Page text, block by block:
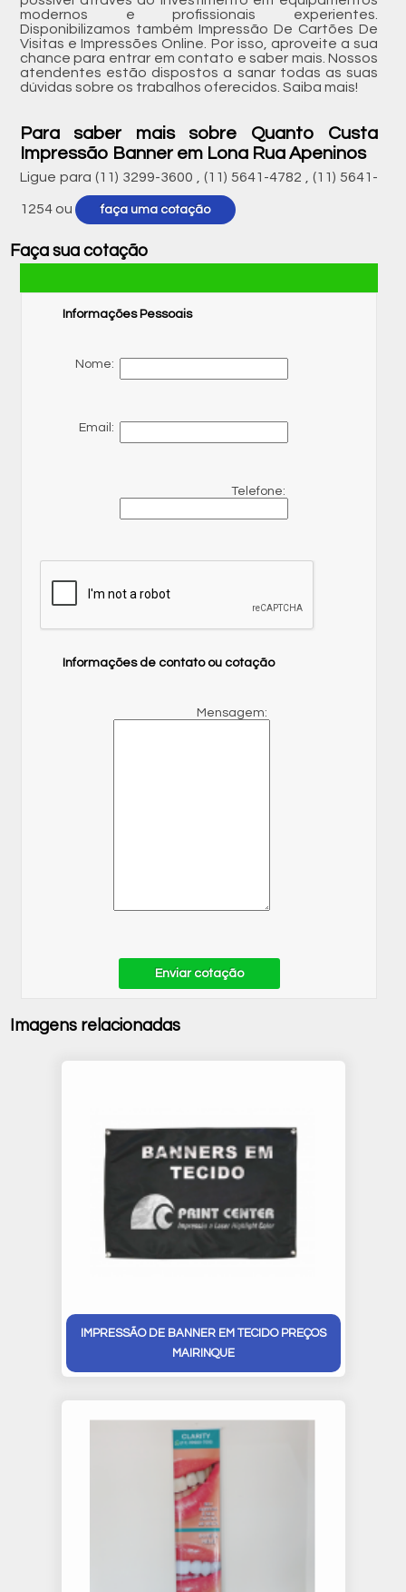
modernos e profissionais experientes.
Disponibilizamos também Impressão De Cartões De
Visitas e Impressões Online. Por isso, aproveite a sua
chance para entrar em contato e saber mais. Nossos
atendentes estão dispostos a sanar todas as suas
dúvidas sobre os trabalhos oferecidos. Saiba mais!
Para saber mais sobre Quanto Custa
Impressão Banner em Lona Rua Apeninos
Ligue para (11) 3299-3600 ,(11) 5641-4782 ,(11) 5641-
1254 ou faça uma cotação
Faça sua cotação
Informações Pessoais
Nome:
Email:
Telefone:
Informações de contato ou cotação
Mensagem:
Enviar cotação
Imagens relacionadas
IMPRESSÃO DE BANNER EM TECIDO PREÇOS
MAIRINQUE